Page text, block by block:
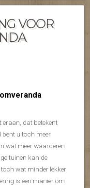
VOOR
eraan, dat betekent
bent u toch meer
wat meer waarderen
tuinen kan de
wat minder lekker
is een manier om